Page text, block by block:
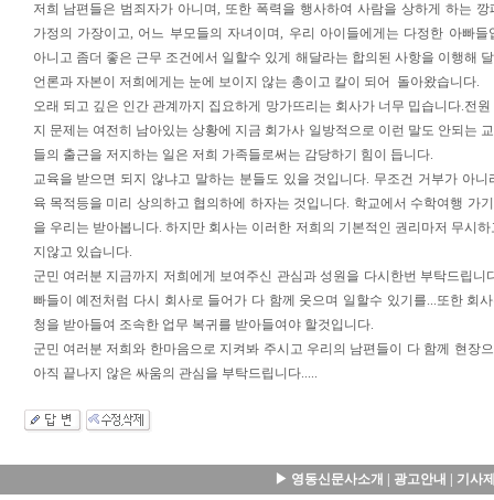
저희 남편들은 범죄자가 아니며, 또한 폭력을 행사하여 사람을 상하게 하는 깡
가정의 가장이고, 어느 부모들의 자녀이며, 우리 아이들에게는 다정한 아빠들
아니고 좀더 좋은 근무 조건에서 일할수 있게 해달라는 합의된 사항을 이행해
언론과 자본이 저희에게는 눈에 보이지 않는 총이고 칼이 되어 돌아왔습니다.
오래 되고 깊은 인간 관계까지 집요하게 망가뜨리는 회사가 너무 밉습니다.전
지 문제는 여전히 남아있는 상황에 지금 회가사 일방적으로 이런 말도 안되는
들의 출근을 저지하는 일은 저희 가족들로써는 감당하기 힘이 듭니다.
교육을 받으면 되지 않냐고 말하는 분들도 있을 것입니다. 무조건 거부가 아니
육 목적등을 미리 상의하고 협의하에 하자는 것입니다. 학교에서 수학여행 가
을 우리는 받아봅니다. 하지만 회사는 이러한 저희의 기본적인 권리마저 무시
지않고 있습니다.
군민 여러분 지금까지 저희에게 보여주신 관심과 성원을 다시한번 부탁드립니
빠들이 예전처럼 다시 회사로 들어가 다 함께 웃으며 일할수 있기를...또한 회
청을 받아들여 조속한 업무 복귀를 받아들여야 할것입니다.
군민 여러분 저희와 한마음으로 지켜봐 주시고 우리의 남편들이 다 함께 현장
아직 끝나지 않은 싸움의 관심을 부탁드립니다.....
▶ 영동신문사소개 광고안내
기사